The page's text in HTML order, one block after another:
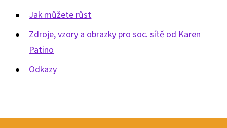
Jak můžete růst
Zdroje, vzory a obrazky pro soc. sítě od Karen
Patino
Odkazy